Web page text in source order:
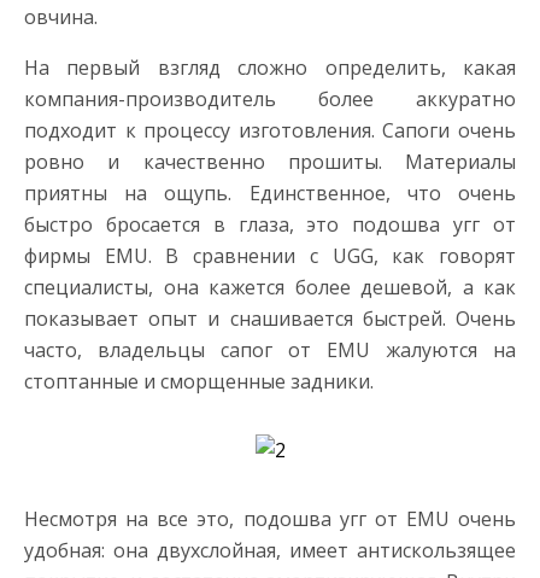
овчина.
На первый взгляд сложно определить, какая
компания-производитель более аккуратно
подходит к процессу изготовления. Сапоги очень
ровно и качественно прошиты. Материалы
приятны на ощупь. Единственное, что очень
быстро бросается в глаза, это подошва угг от
фирмы EMU. В сравнении с UGG, как говорят
специалисты, она кажется более дешевой, а как
показывает опыт и снашивается быстрей. Очень
часто, владельцы сапог от EMU жалуются на
стоптанные и сморщенные задники.
Несмотря на все это, подошва угг от EMU очень
удобная: она двухслойная, имеет антискользящее